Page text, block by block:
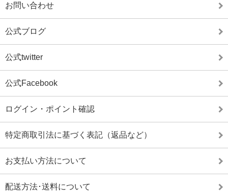
お問い合わせ
公式ブログ
公式twitter
公式Facebook
ログイン・ポイント確認
特定商取引法に基づく表記（返品など）
お支払い方法について
配送方法･送料について